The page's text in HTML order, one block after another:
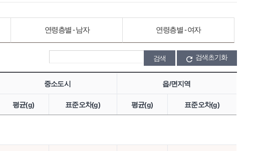
연령층별 - 남자 연령층별 - 여자
검색초기화
중소도시 읍/면지역
평균(g) 표준오차(g) 평균(g) 표준오차(g)